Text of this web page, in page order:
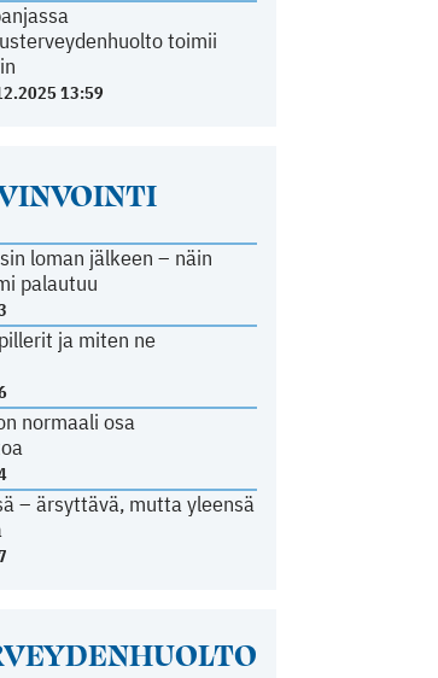
toimii
13:59
loman jälkeen – näin
palautuu
ja miten ne
normaali osa
– ärsyttävä, mutta yleensä